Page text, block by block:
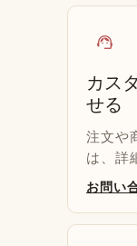
support_agent
カス
せる
注文や
は、詳
お問い